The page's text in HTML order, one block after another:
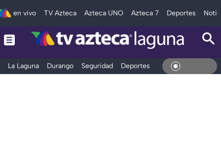
en vivo TV Azteca Azteca UNO Azteca 7 Deportes
La Laguna Durango Seguridad Deportes EntretenimientoEn